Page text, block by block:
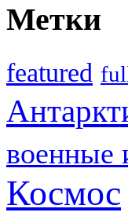
Метки
featured
военные
Космос